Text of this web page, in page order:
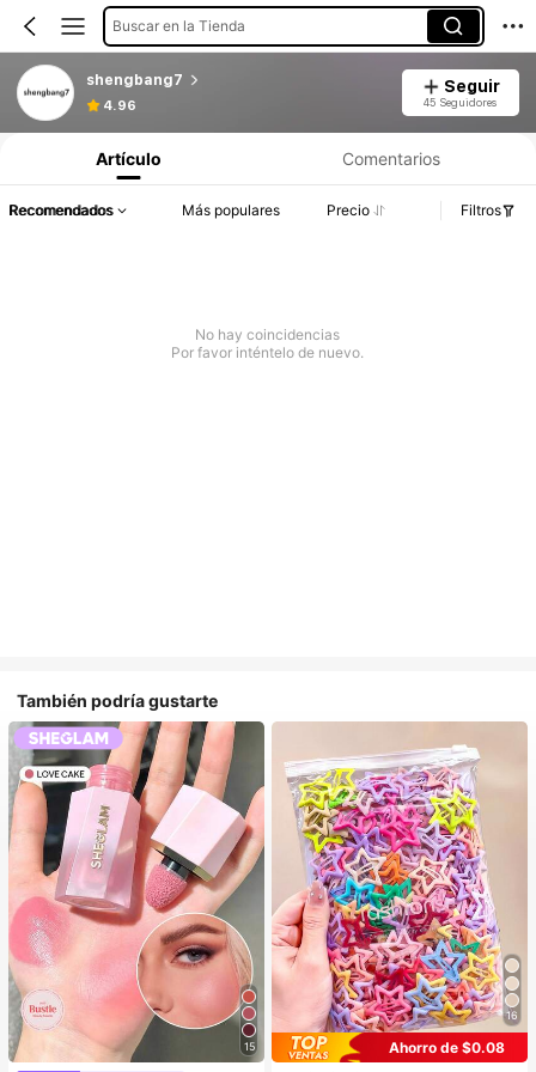
Buscar en la Tienda
shengbang7
4.96
Seguir
45 Seguidores
Artículo Comentarios
Recomendados Más populares Precio Filtros
No hay coincidencias
Por favor inténtelo de nuevo.
También podría gustarte
15
16
Ahorro de $0.08